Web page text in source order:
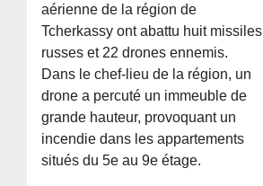
aérienne de la région de
Tcherkassy ont abattu huit missiles
russes et 22 drones ennemis.
Dans le chef-lieu de la région, un
drone a percuté un immeuble de
grande hauteur, provoquant un
incendie dans les appartements
situés du 5e au 9e étage.